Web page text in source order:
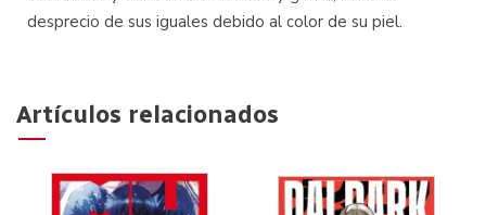
desprecio de sus iguales debido al color de su piel.
Artículos relacionados